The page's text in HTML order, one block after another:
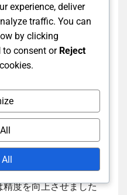
における技
出において重要で
デオリプレイなどの
定を下すのを助けま
ことは遅延を引き起
可能性があります。
度を向上させました
experience, deliver
traffic. You can
by clicking
to consent or Reject